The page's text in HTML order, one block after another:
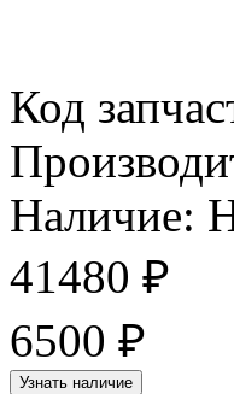
Код
Наличие:
41480 ₽
6500 ₽
Узнать наличие